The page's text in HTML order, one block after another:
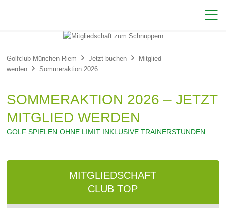

Golfclub München-Riem  Jetzt buchen 
Mitglied
werden
 Sommeraktion 2026
SOMMERAKTION 2026 – JETZT
MITGLIED WERDEN
GOLF SPIELEN OHNE LIMIT INKLUSIVE TRAINERSTUNDEN.
MITGLIEDSCHAFT
CLUB TOP